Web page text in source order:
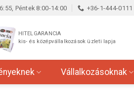
Péntek 8:00-14:00 +36-1-444-0111
HITELGARANCIA
kis- és középvállalkozások üzleti lapja
Vállalkozásoknak